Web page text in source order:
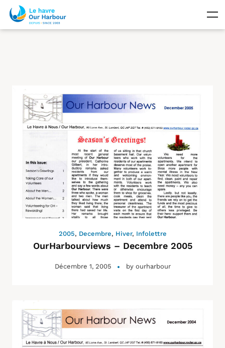
2005, Decembre, Hiver, Infolettre
OurHarbourviews – Decembre 2005
Décembre 1, 2005 by ourharbour